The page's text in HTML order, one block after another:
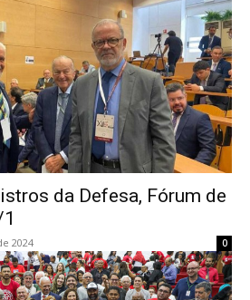
da Defesa, Fórum de
2024 0